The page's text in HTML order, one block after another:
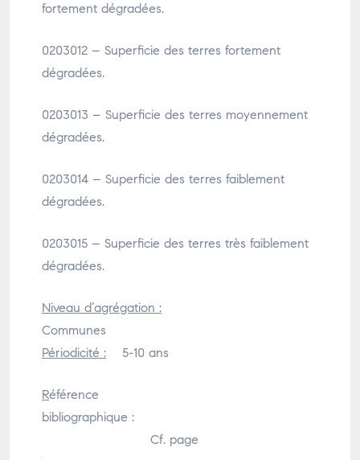
fortement dégradées.
0203012 – Superficie des terres fortement
dégradées.
0203013 – Superficie des terres moyennement
dégradées.
0203014 – Superficie des terres faiblement
dégradées.
0203015 – Superficie des terres très faiblement
dégradées.
Niveau d’agrégation :
Communes
Périodicité : 5-10 ans
Référence
bibliographique :
Cf. page